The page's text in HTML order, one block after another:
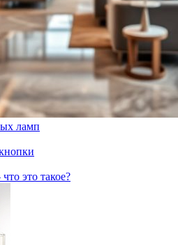
ламп
это такое?